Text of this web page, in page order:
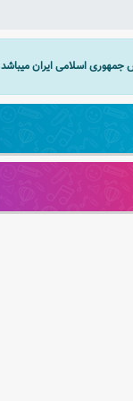
جمهوری اسلامی ایران میباشد